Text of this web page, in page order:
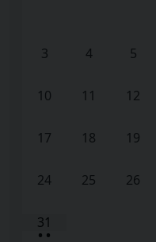
3 4 5
10 11 12
17 18 19
24 25 26
31
• •